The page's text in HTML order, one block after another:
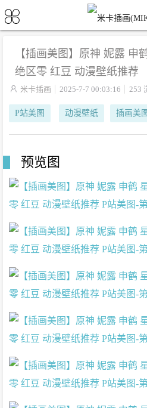
【插画美图】原神 妮露 申
绝区零 红豆 动漫壁纸推荐
 米卡插画 2025-7-7 00:03:16 253
P站美图 动漫壁纸 插画美
预览图